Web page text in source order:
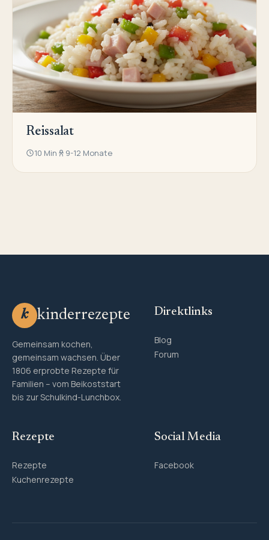
Reissalat
10 Min 9-12 Monate
k kinderrezepte
Gemeinsam kochen,
gemeinsam wachsen. Über
1806 erprobte Rezepte für
Familien – vom Beikoststart
bis zur Schulkind-Lunchbox.
Direktlinks
Blog
Forum
Rezepte
Rezepte
Kuchenrezepte
Social Media
Facebook